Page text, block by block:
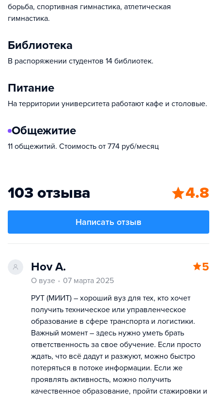
борьба, спортивная гимнастика, атлетическая
гимнастика.
Библиотека
В распоряжении студентов 14 библиотек.
Питание
На территории университета работают кафе и столовые.
Общежитие
11 общежитий. Стоимость от 774 руб/месяц
103 отзыва 4.8
Написать отзыв
Hov A. 5
О вузе
07 марта 2025
РУТ (МИИТ) – хороший вуз для тех, кто хочет
получить техническое или управленческое
образование в сфере транспорта и логистики.
Важный момент – здесь нужно уметь брать
ответственность за свое обучение. Если просто
ждать, что всё дадут и разжуют, можно быстро
потеряться в потоке информации. Если же
проявлять активность, можно получить
качественное образование, пройти стажировки и